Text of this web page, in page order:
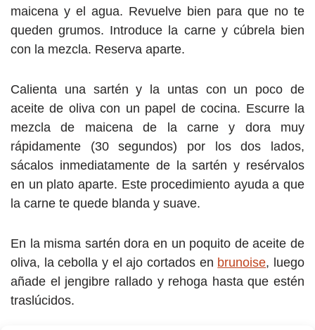
maicena y el agua. Revuelve bien para que no te
queden grumos. Introduce la carne y cúbrela bien
con la mezcla. Reserva aparte.
Calienta una sartén y la untas con un poco de
aceite de oliva con un papel de cocina. Escurre la
mezcla de maicena de la carne y dora muy
rápidamente (30 segundos) por los dos lados,
sácalos inmediatamente de la sartén y resérvalos
en un plato aparte. Este procedimiento ayuda a que
la carne te quede blanda y suave.
En la misma sartén dora en un poquito de aceite de
oliva, la cebolla y el ajo cortados en brunoise, luego
añade el jengibre rallado y rehoga hasta que estén
traslúcidos.